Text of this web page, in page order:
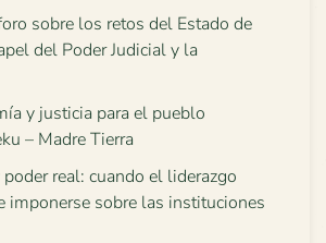
sobre los retos del Estado de
del Poder Judicial y la
y justicia para el pueblo
– Madre Tierra
real: cuando el liderazgo
imponerse sobre las instituciones